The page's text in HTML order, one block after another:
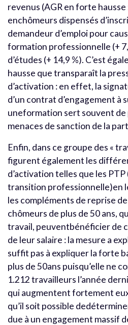
revenus (AGR en forte hausse
enchômeurs dispensés
demandeur d’emploi pour
formation professionnelle (+
d’études (+ 14,9 %). C’est
hausse que transparaît la
d’activation : en effet, la
d’un contrat d’engagement à
uneformation sert souvent
menaces de sanction de la
Enfin, dans ce groupe des «
figurent également les
d’activation telles que les
transition professionnelle)en
les compléments de reprise
chômeurs de plus de 50 ans,
travail, peuventbénéficier de
de leur salaire : la mesure a
suffit pas à expliquer la forte
plus de 50ans puisqu’elle ne
1.212 travailleurs l’année
qui augmentent fortement eux
qu’il soit possible
due à un engagement massif